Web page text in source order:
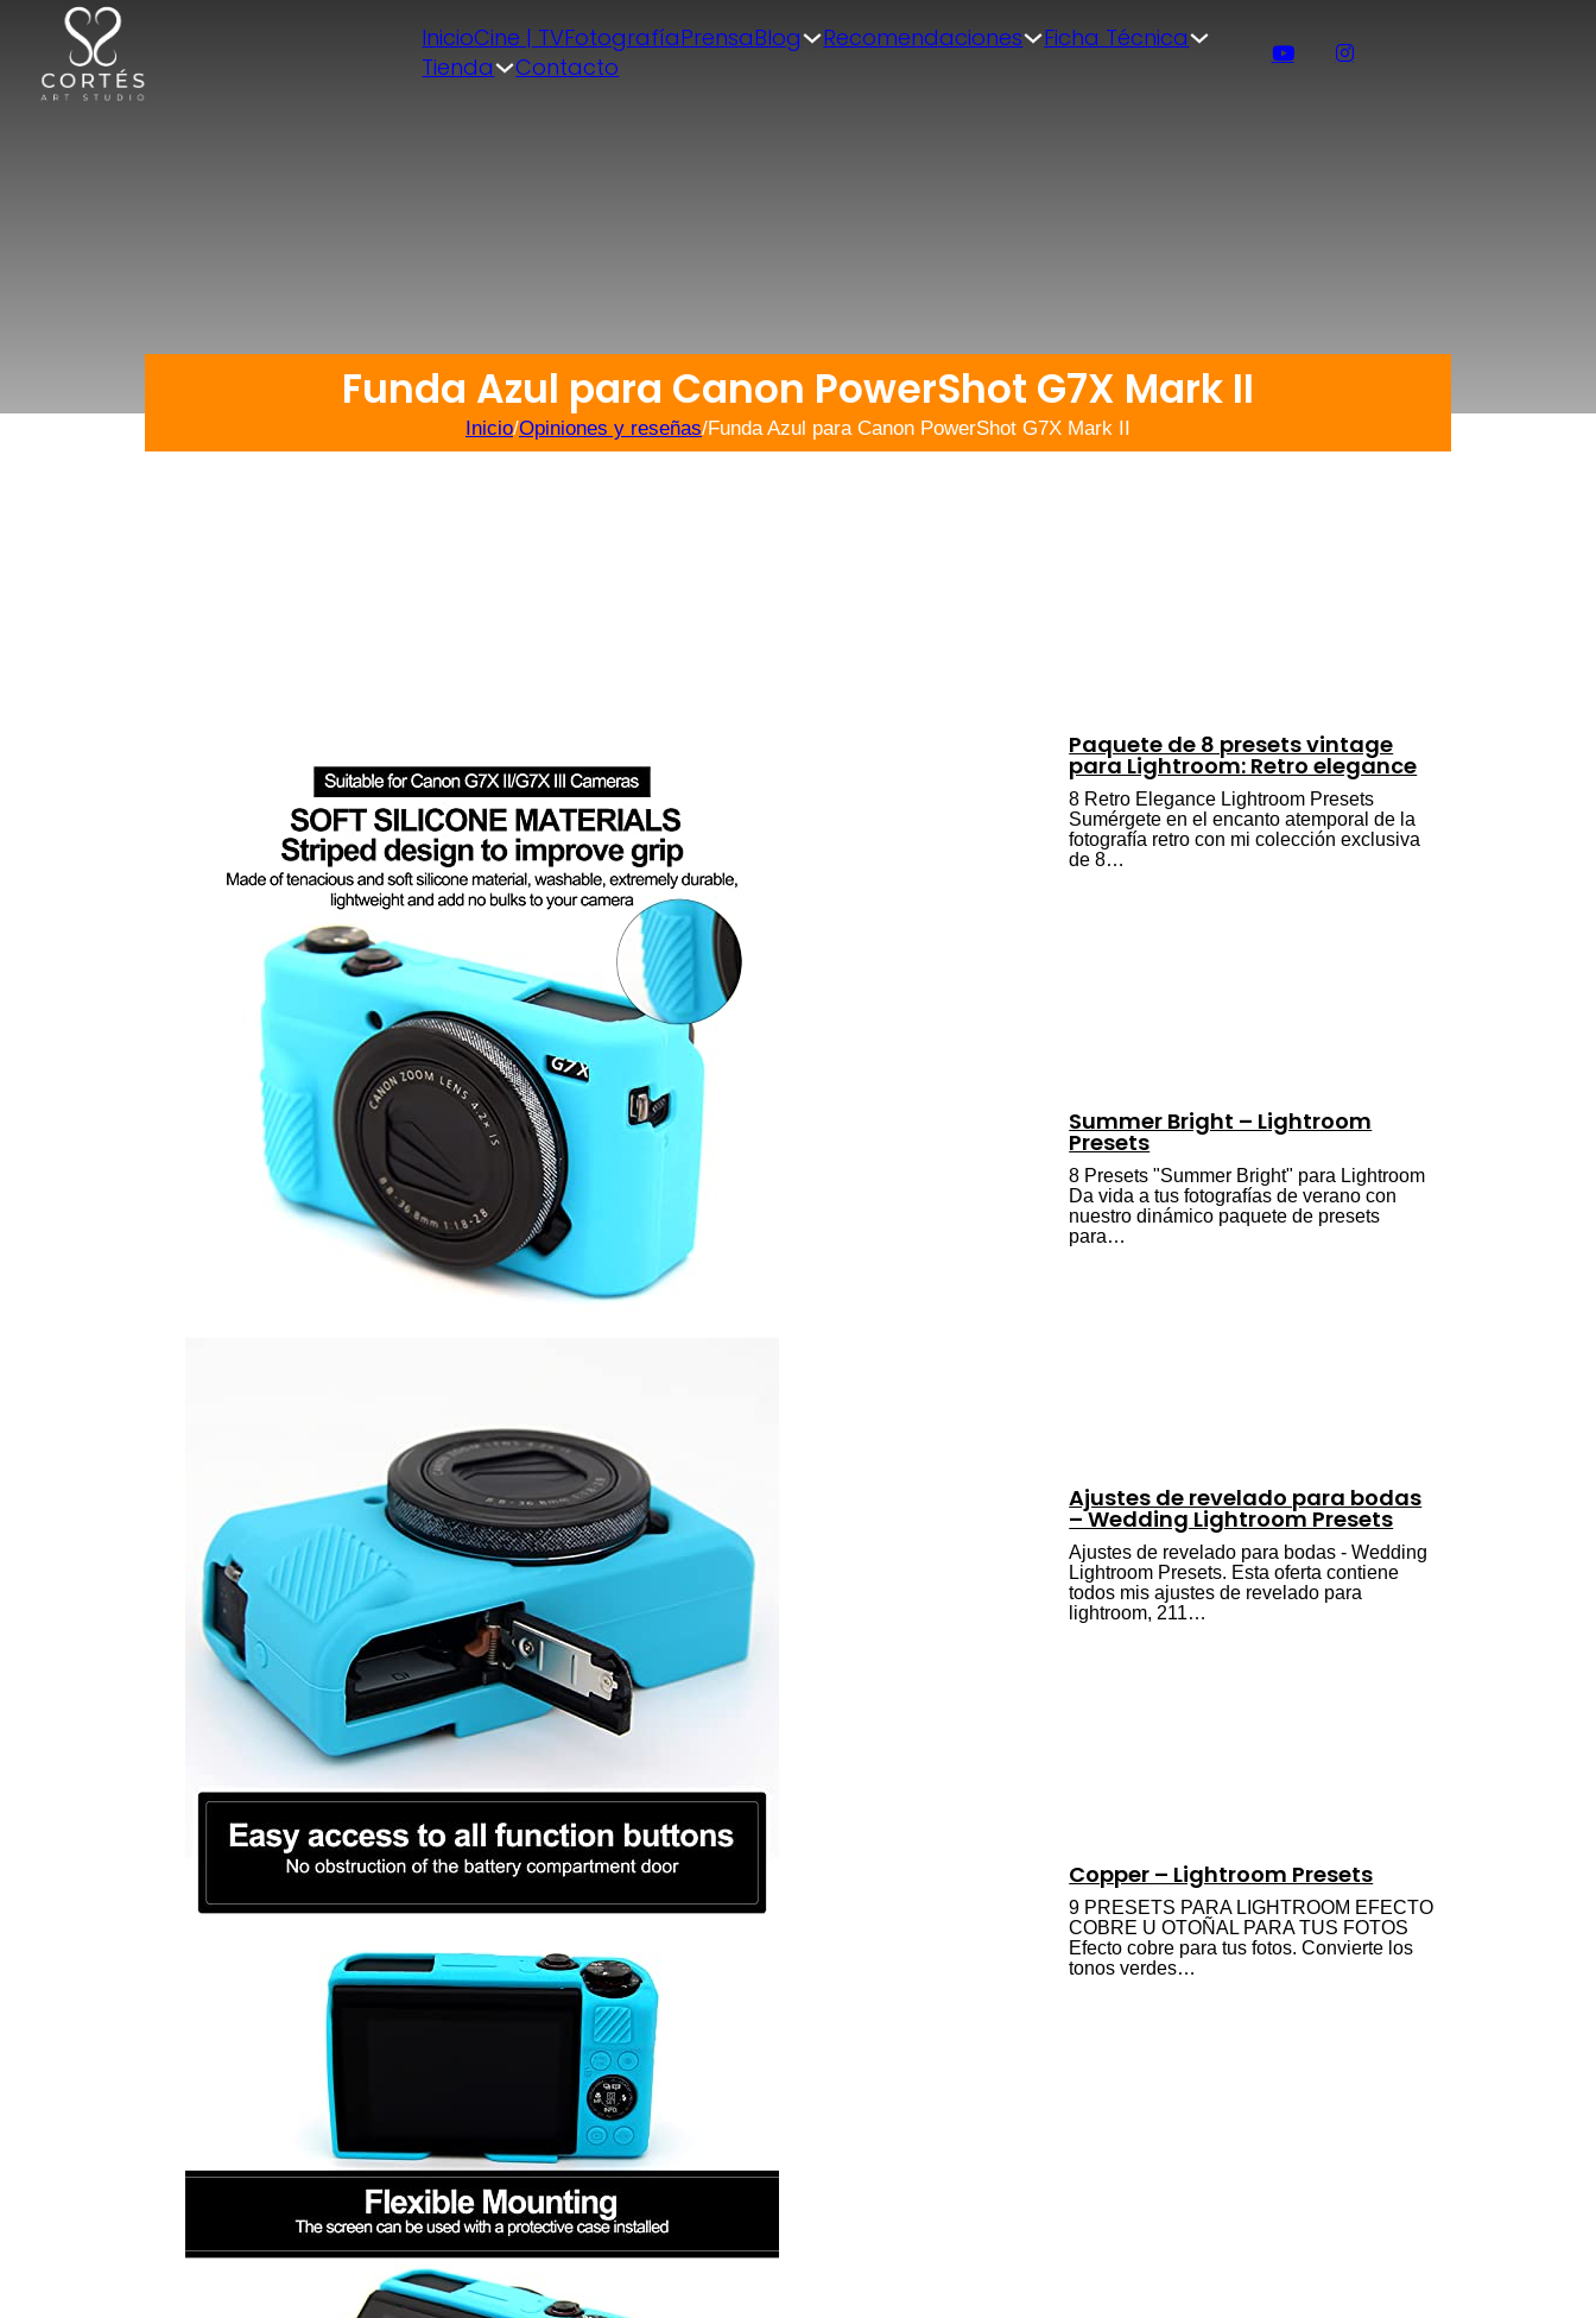
InicioCine | TVFotografíaPrensaBlog Recomendaciones
Ficha Técnica
Tienda
Contacto
Funda Azul para Canon PowerShot G7X Mark II
Inicio/Opiniones y reseñas/Funda Azul para Canon PowerShot G7X Mark II
Paquete de 8 presets vintage
para Lightroom: Retro elegance
8 Retro Elegance Lightroom Presets
Sumérgete en el encanto atemporal de la
fotografía retro con mi colección exclusiva
de 8…
Summer Bright – Lightroom
Presets
8 Presets "Summer Bright" para Lightroom
Da vida a tus fotografías de verano con
nuestro dinámico paquete de presets
para…
Ajustes de revelado para bodas
– Wedding Lightroom Presets
Ajustes de revelado para bodas - Wedding
Lightroom Presets. Esta oferta contiene
todos mis ajustes de revelado para
lightroom, 211…
Copper – Lightroom Presets
9 PRESETS PARA LIGHTROOM EFECTO
COBRE U OTOÑAL PARA TUS FOTOS
Efecto cobre para tus fotos. Convierte los
tonos verdes…